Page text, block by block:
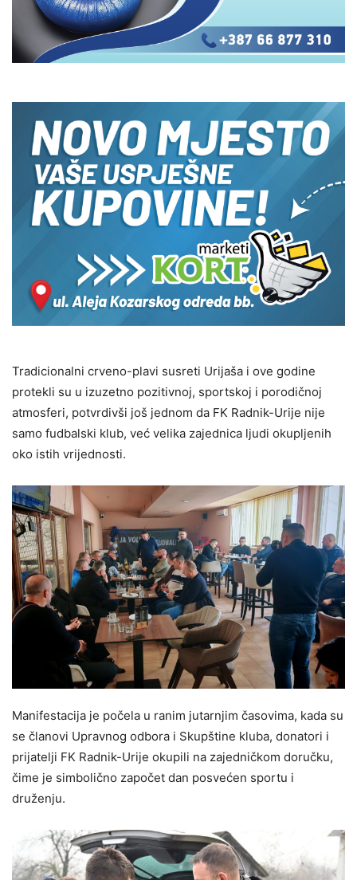
Tradicionalni crveno-plavi susreti Urijaša i ove godine
protekli su u izuzetno pozitivnoj, sportskoj i porodičnoj
atmosferi, potvrdivši još jednom da FK Radnik-Urije nije
samo fudbalski klub, već velika zajednica ljudi okupljenih
oko istih vrijednosti.
Manifestacija je počela u ranim jutarnjim časovima, kada su
se članovi Upravnog odbora i Skupštine kluba, donatori i
prijatelji FK Radnik-Urije okupili na zajedničkom doručku,
čime je simbolično započet dan posvećen sportu i
druženju.